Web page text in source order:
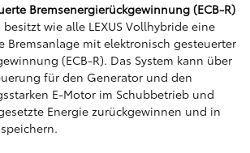
Bremsenergierückgewinnung (ECB-R)
besitzt wie alle LEXUS Vollhybride eine
Bremsanlage mit elektronisch gesteuerter
(ECB-R). Das System kann über
für den Generator und den
E-Motor im Schubbetrieb und
Energie zurückgewinnen und in